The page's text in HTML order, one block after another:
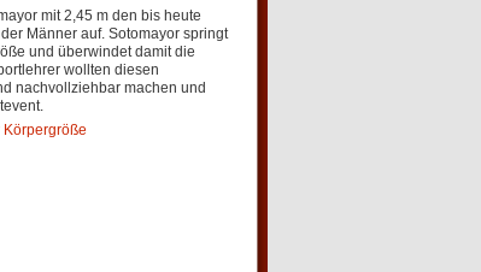
mit 2,45 m den bis heute
Männer auf. Sotomayor springt
und überwindet damit die
wollten diesen
nachvollziehbar machen und